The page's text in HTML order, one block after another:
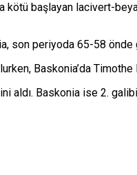
başlayan lacivert-
son periyoda 65-58
Baskonia’da
aldı. Baskonia ise 2.